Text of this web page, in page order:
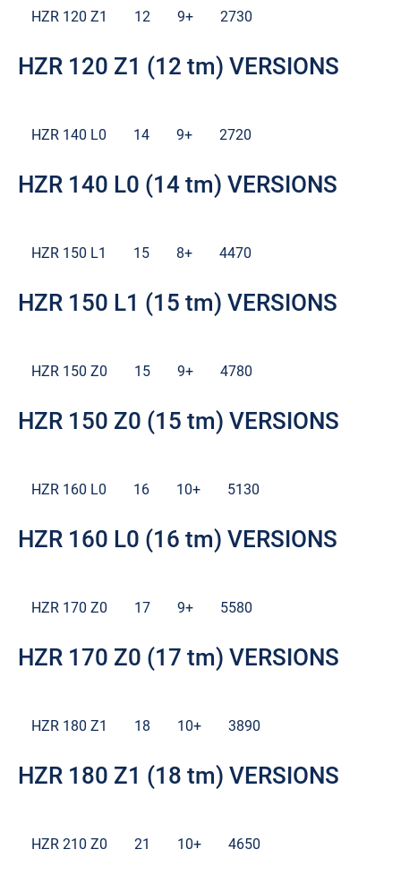
HZR 120 Z1 12 9+ 2730
HZR 120 Z1 (12 tm) VERSIONS
HZR 140 L0 14 9+ 2720
HZR 140 L0 (14 tm) VERSIONS
HZR 150 L1 15 8+ 4470
HZR 150 L1 (15 tm) VERSIONS
HZR 150 Z0 15 9+ 4780
HZR 150 Z0 (15 tm) VERSIONS
HZR 160 L0 16 10+ 5130
HZR 160 L0 (16 tm) VERSIONS
HZR 170 Z0 17 9+ 5580
HZR 170 Z0 (17 tm) VERSIONS
HZR 180 Z1 18 10+ 3890
HZR 180 Z1 (18 tm) VERSIONS
HZR 210 Z0 21 10+ 4650